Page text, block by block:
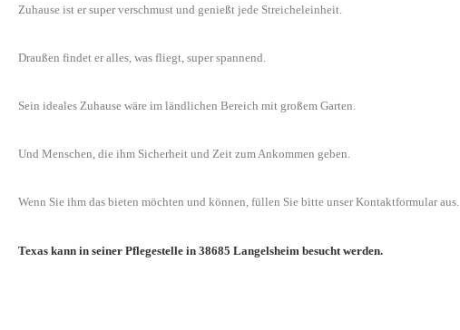
Zuhause ist er super verschmust und genießt jede Streicheleinheit.
Draußen findet er alles, was fliegt, super spannend.
Sein ideales Zuhause wäre im ländlichen Bereich mit großem Garten.
Und Menschen, die ihm Sicherheit und Zeit zum Ankommen geben.
Wenn Sie ihm das bieten möchten und können, füllen Sie bitte unser Kontaktformular aus.
Texas kann in seiner Pflegestelle in 38685 Langelsheim besucht werden.